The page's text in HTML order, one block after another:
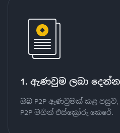
1. ඇණවුම ලබා දෙන්න
ඔබ P2P ඇණවුමක් කළ පසුව,
P2P මගින් එස්ක්‍රෝරු කෙරේ.